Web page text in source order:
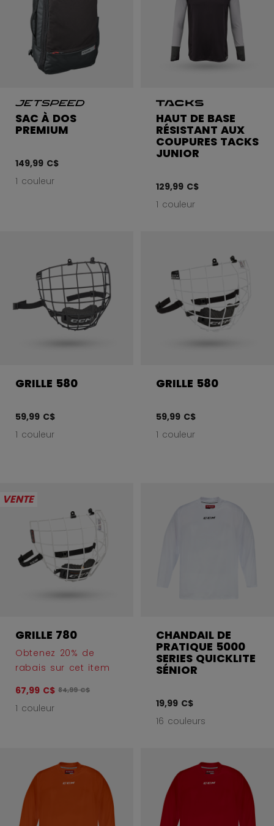
SAC À DOS
PREMIUM
149,99 C$
1 couleur
HAUT DE BASE
RÉSISTANT AUX
COUPURES TACKS
JUNIOR
129,99 C$
1 couleur
GRILLE 580
59,99 C$
1 couleur
GRILLE 580
59,99 C$
1 couleur
VENTE
GRILLE 780
Obtenez 20% de
rabais sur cet item
67,99 C$ Le prix original avant le rabais était
84,99 C$
1 couleur
CHANDAIL DE
PRATIQUE 5000
SERIES QUICKLITE
SÉNIOR
19,99 C$
16 couleurs